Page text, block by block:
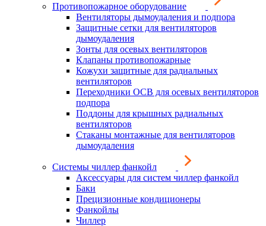
Противопожарное оборудование
Вентиляторы дымоудаления и подпора
Защитные сетки для вентиляторов
дымоудаления
Зонты для осевых вентиляторов
Клапаны противопожарные
Кожухи защитные для радиальных
вентиляторов
Переходники ОСВ для осевых вентиляторов
подпора
Поддоны для крышных радиальных
вентиляторов
Стаканы монтажные для вентиляторов
дымоудаления
Системы чиллер фанкойл
Аксессуары для систем чиллер фанкойл
Баки
Прецизионные кондиционеры
Фанкойлы
Чиллер